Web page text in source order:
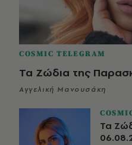
COSMIC TELEGRAM
Τα Ζώδια της
Αγγελική Μανουσάκη
Τα